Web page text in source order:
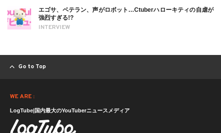
INTERVIEW
エゴサ、ベテラン、声がロボット…Ctuberハローキティの自虐が
強烈すぎる!?
Go to Top
WE ARE :
LogTube|国内最大のYouTuberニュースメディア